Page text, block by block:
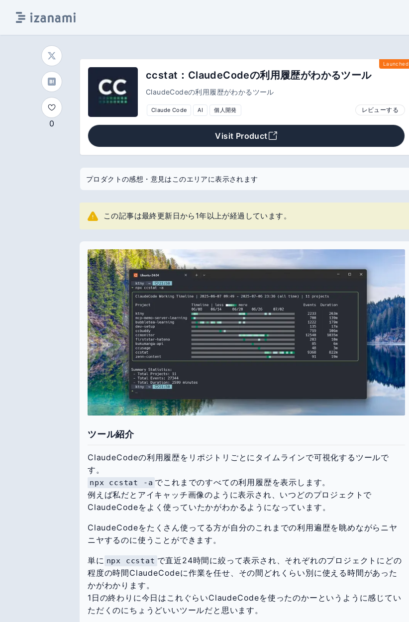
0
Launched
ccstat：ClaudeCodeの利用履歴がわかるツール
ClaudeCodeの利用履歴がわかるツール
Claude Code AI 個人開発 レビューする
Visit Product
プロダクトの感想・意見はこのエリアに表示されます
この記事は最終更新日から1年以上が経過しています。
ツール紹介
ClaudeCodeの利用履歴をリポジトリごとにタイムラインで可視化するツールで
す。
npx ccstat -a でこれまでのすべての利用履歴を表示します。
例えば私だとアイキャッチ画像のように表示され、いつどのプロジェクトで
ClaudeCodeをよく使っていたかがわかるようになっています。
ClaudeCodeをたくさん使ってる方が自分のこれまでの利用遍歴を眺めながらニヤ
ニヤするのに使うことができます。
単に npx ccstat で直近24時間に絞って表示され、それぞれのプロジェクトにどの
程度の時間ClaudeCodeに作業を任せ、その間どれくらい別に使える時間があった
かがわかります。
1日の終わりに今日はこれぐらいClaudeCodeを使ったのかーというように感じてい
ただくのにちょうどいいツールだと思います。